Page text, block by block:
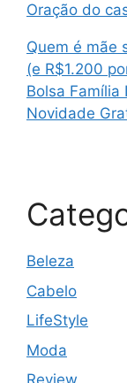
Oração do
Quem é mãe
(e R$1.200
Bolsa Família
Novidade
Beleza
Cabelo
LifeStyle
Moda
Review